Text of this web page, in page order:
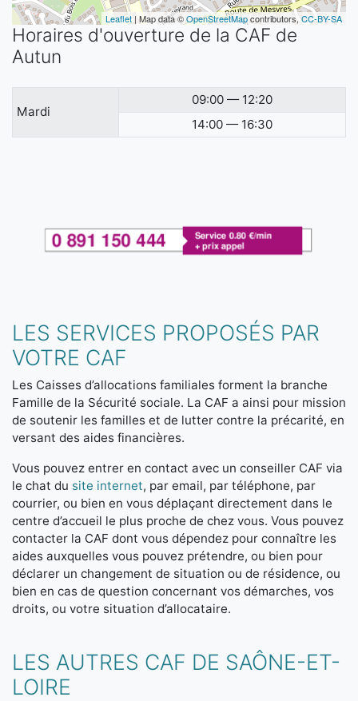
Leaflet | Map data ©OpenStreetMapcontributors,CC-BY-SA
Horaires d'ouverture de la CAF de
Autun
Mardi
09:00 — 12:20
14:00 — 16:30
LES SERVICES PROPOSÉS PAR
VOTRE CAF
Les Caisses d’allocations familiales forment la branche
Famille de la Sécurité sociale. La CAF a ainsi pour mission
de soutenir les familles et de lutter contre la précarité, en
versant des aides financières.
Vous pouvez entrer en contact avec un conseiller CAF via
le chat du site internet, par email, par téléphone, par
courrier, ou bien en vous déplaçant directement dans le
centre d’accueil le plus proche de chez vous. Vous pouvez
contacter la CAF dont vous dépendez pour connaître les
aides auxquelles vous pouvez prétendre, ou bien pour
déclarer un changement de situation ou de résidence, ou
bien en cas de question concernant vos démarches, vos
droits, ou votre situation d’allocataire.
LES AUTRES CAF DE SAÔNE-ET-
LOIRE